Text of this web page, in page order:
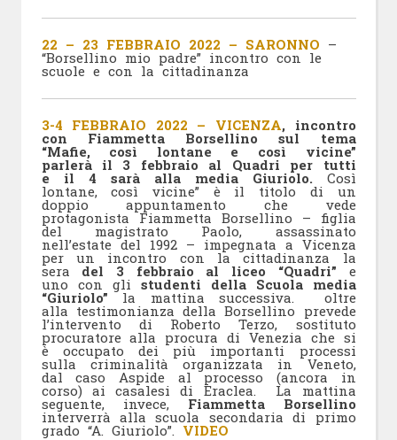
22 – 23 FEBBRAIO 2022 – SARONNO –
“Borsellino mio padre” incontro con le
scuole e con la cittadinanza
3-4 FEBBRAIO 2022 – VICENZA, incontro
con Fiammetta Borsellino sul tema
“Mafie, così lontane e così vicine”
parlerà il 3 febbraio al Quadri per tutti
e il 4 sarà alla media Giuriolo. Così
lontane, così vicine” è il titolo di un
doppio appuntamento che vede
protagonista Fiammetta Borsellino – figlia
del magistrato Paolo, assassinato
nell’estate del 1992 – impegnata a Vicenza
per un incontro con la cittadinanza la
sera del 3 febbraio al liceo “Quadri” e
uno con gli studenti della Scuola media
“Giuriolo” la mattina successiva. oltre
alla testimonianza della Borsellino prevede
l’intervento di Roberto Terzo, sostituto
procuratore alla procura di Venezia che si
è occupato dei più importanti processi
sulla criminalità organizzata in Veneto,
dal caso Aspide al processo (ancora in
corso) ai casalesi di Eraclea. La mattina
seguente, invece, Fiammetta Borsellino
interverrà alla scuola secondaria di primo
grado “A. Giuriolo”. VIDEO